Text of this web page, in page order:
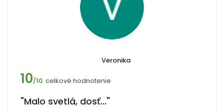
Veronika
10/10 celkové hodnotenie
"Malo svetlá, dosť..."